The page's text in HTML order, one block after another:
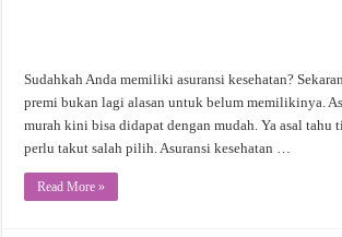
Sudahkah Anda memiliki asuransi kesehatan?
premi bukan lagi alasan untuk belum memilikinya.
murah kini bisa didapat dengan mudah. Ya asal tahu
perlu takut salah pilih. Asuransi kesehatan …
Read More »